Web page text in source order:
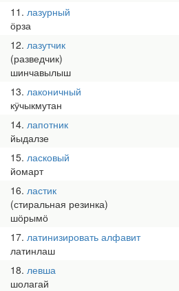
11 лазурный
ӧрза
12 лазутчик
(разведчик)
шинчавылыш
13 лаконичный
кӱчыкмутан
14 лапотник
йыдалзе
15 ласковый
йомарт
16 ластик
(стиральная резинка)
шӧрымӧ
17 латинизировать алфавит
латинлаш
18 левша
шолагай